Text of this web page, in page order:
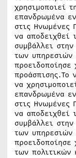
χρησιμοποιεί
επανδρωμένα
στις Ηνωμένες
να αποδειχθεί
συμβάλλει
των υπηρεσιών
προειδοποίησε
προάσπισης.Το
να
επανδρωμένα
στις Ηνωμένες
να αποδειχθεί
συμβάλλει
των υπηρεσιών
προειδοποίησε
των πολιτικών